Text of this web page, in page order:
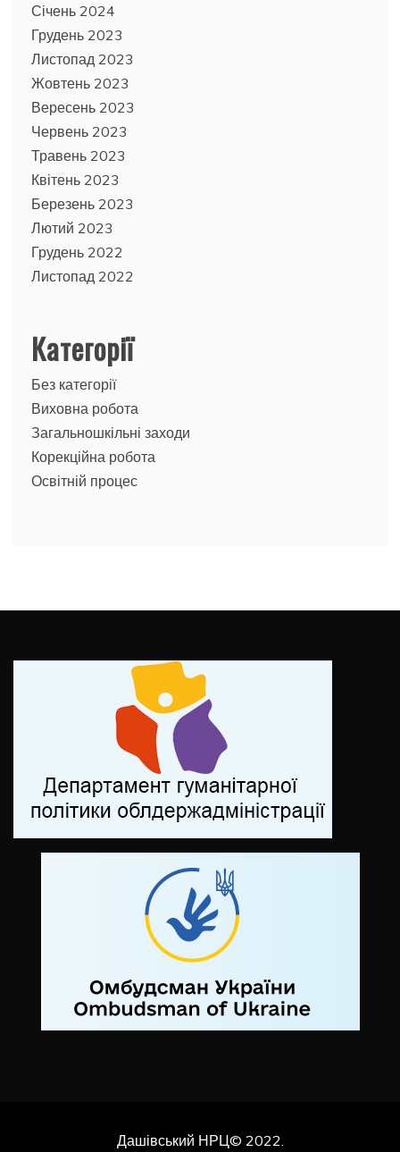
Січень 2024
Грудень 2023
Листопад 2023
Жовтень 2023
Вересень 2023
Червень 2023
Травень 2023
Квітень 2023
Березень 2023
Лютий 2023
Грудень 2022
Листопад 2022
Категорії
Без категорії
Виховна робота
Загальношкільні заходи
Корекційна робота
Освітній процес
Дашівський НРЦ© 2022.